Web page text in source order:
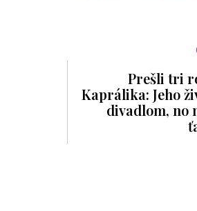
Prešli tri
Kaprálika: Jeho
divadlom, no